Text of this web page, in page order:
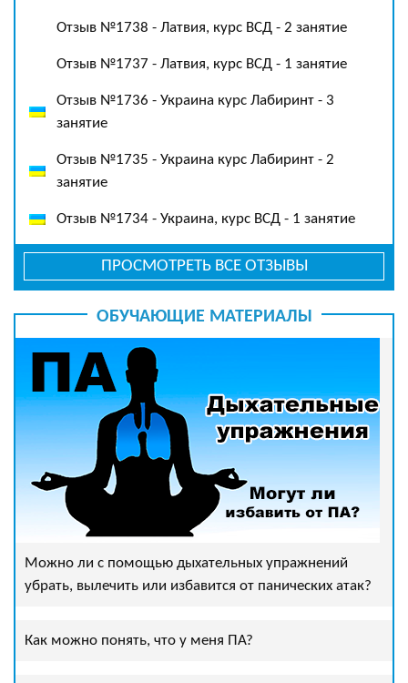
Отзыв №1738 - Латвия, курс ВСД - 2 занятие
Отзыв №1737 - Латвия, курс ВСД - 1 занятие
Отзыв №1736 - Украина курс Лабиринт - 3
занятие
Отзыв №1735 - Украина курс Лабиринт - 2
занятие
Отзыв №1734 - Украина, курс ВСД - 1 занятие
ПРОСМОТРЕТЬ ВСЕ ОТЗЫВЫ
ОБУЧАЮЩИЕ МАТЕРИАЛЫ
Можно ли с помощью дыхательных упражнений
убрать, вылечить или избавится от панических атак?
Как можно понять, что у меня ПА?